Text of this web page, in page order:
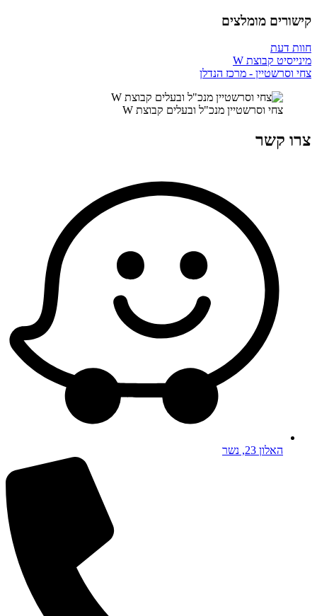
קישורים מומלצים
חוות דעת
מינייסיט קבוצת W
צחי וסרשטיין - מרכז הנדלן
צחי וסרשטיין מנכ"ל ובעלים קבוצת W
צרו קשר
האלון 23, נשר